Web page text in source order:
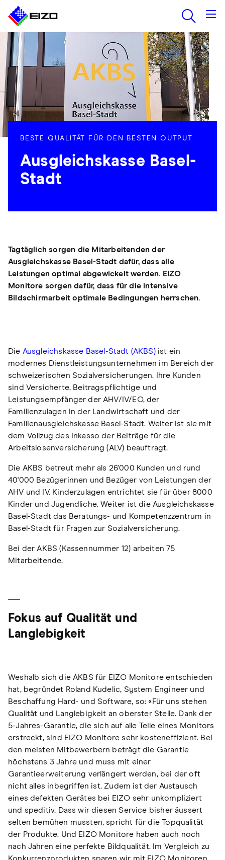
BESTE QUALITÄT FÜR DEN BESTEN OUTPUT
Ausgleichskasse Basel-
Stadt
Tagtäglich sorgen die Mitarbeitenden der
Ausgleichskasse Basel-Stadt dafür, dass alle
Leistungen optimal abgewickelt werden. EIZO
Monitore sorgen dafür, dass für die intensive
Bildschirmarbeit optimale Bedingungen herrschen.
Die Ausgleichskasse Basel-Stadt (AKBS)ist ein
modernes Dienstleistungsunternehmen im Bereich der
schweizerischen Sozialversicherungen. Ihre Kunden
sind Versicherte, Beitragspflichtige und
Leistungsempfänger der AHV/IV/EO, der
Familienzulagen in der Landwirtschaft und der
Familienausgleichskasse Basel-Stadt. Weiter ist sie mit
dem Vollzug des Inkasso der Beiträge für die
Arbeitslosenversicherung (ALV) beauftragt.
Die AKBS betreut mehr als 26'000 Kunden und rund
40'000 Bezügerinnen und Bezüger von Leistungen der
AHV und IV. Kinderzulagen entrichtet sie für über 8000
Kinder und Jugendliche. Weiter ist die Ausgleichskasse
Basel-Stadt das Beratungs- und Kompetenzzentrum in
Basel-Stadt für Fragen zur Sozialversicherung.
Bei der AKBS (Kassennummer 12) arbeiten 75
Mitarbeitende.
Fokus auf Qualität und
Langlebigkeit
Weshalb sich die AKBS für EIZO Monitore entschieden
hat, begründet Roland Kudelic, System Engineer und
Beschaffung Hard- und Software, so: «Für uns stehen
Qualität und Langlebigkeit an oberster Stelle. Dank der
5-Jahres-Garantie, die sich auf alle Teile eines Monitors
erstreckt, sind EIZO Monitore sehr kosteneffizient. Bei
den meisten Mitbewerbern beträgt die Garantie
höchstens 3 Jahre und muss mit einer
Garantieerweiterung verlängert werden, bei der oft
nicht alles inbegriffen ist. Zudem ist der Austausch
eines defekten Gerätes bei EIZO sehr unkompliziert
und speditiv. Dass wir diesen Service bisher äussert
selten bemühen mussten, spricht für die Topqualität
der Produkte. Und EIZO Monitore haben auch noch
nach Jahren eine perfekte Bildqualität. Im Vergleich zu